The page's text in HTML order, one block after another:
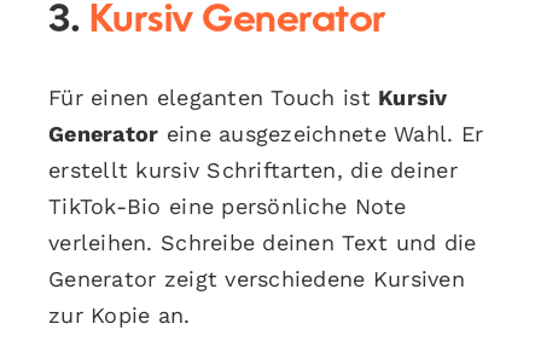
3. Kursiv Generator
Für einen eleganten Touch ist Kursiv
Generator eine ausgezeichnete Wahl. Er
erstellt kursiv Schriftarten, die deiner
TikTok-Bio eine persönliche Note
verleihen. Schreibe deinen Text und die
Generator zeigt verschiedene Kursiven
zur Kopie an.